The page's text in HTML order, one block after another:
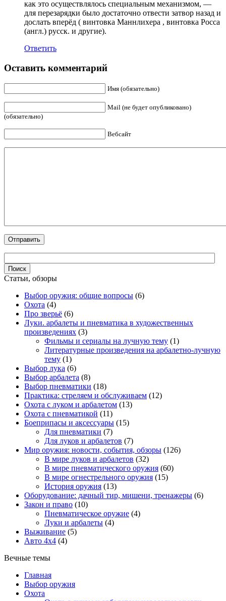
как это осуществлялось специальным механизмом, —
для перезарядки было достаточно отвести затвор назад и
дослать вперёд ( винтовка Маннлихера , винтовка Росса
(англ.) русск. и другие).
Ответить
Оставить комментарий
Имя (обязательно)
Mail (не будет опубликовано)
(обязательно)
Вебсайт
Статьи, обзоры
Выбор оружия: общие вопросы (6)
Охота (4)
Про зверьё (6)
Луки. арбалеты и пневматика в художественных
произведениях (3)
Фильмы и сериалы на лучную тему (1)
Литературные произведения на арбалетно-лучную
тему (1)
Выбор лука (6)
Выбор арбалета (8)
Выбор пневматики (18)
Практика: стреляем и обслуживаем (12)
Охота с луком и арбалетом (13)
Охота с пневматикой (11)
Боеприпасы и аксессуары (15)
Для пневматики (7)
Для луков и арбалетов (7)
Мир оружия: новости, события, обзоры (126)
В мире луков и арбалетов (32)
В мире пневматического оружия (60)
В мире огнестрельного оружия (15)
История оружия (13)
Оборудование: дачный тир, мишени, тренажеры (6)
Закон и право (10)
Пневматическое оружие (4)
Луки и арбалеты (4)
Выживание (5)
Авто 4х4 (4)
Вечные темы
Главная
Выбор оружия
Охота